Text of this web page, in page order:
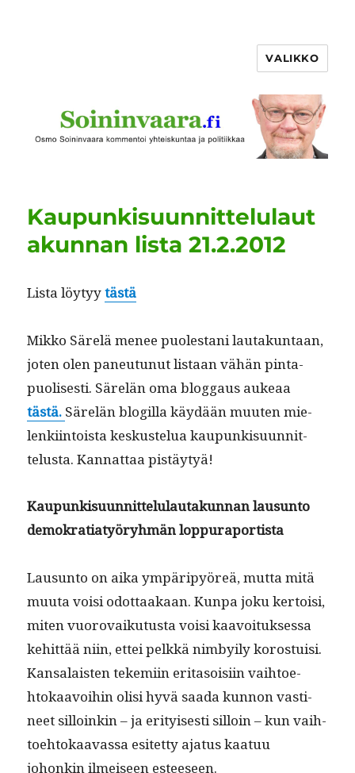
VALIKKO
Kaupunkisuunnittelulaut
akunnan lista 21.2.2012
Lista löy­tyytästä
Mikko Särelä menee puolestani lau­takun­taan,
joten olen paneu­tunut lis­taan vähän pin­ta­
puolis­es­ti. Särelän oma blog­gaus aukeaa
tästä. Särelän blogilla käy­dään muuten mie­
lenki­in­toista keskustelua kaupunkisu­un­nit­
telus­ta. Kan­nat­taa pistäytyä!
Kaupunkisu­un­nit­telu­lau­takun­nan lausun­to
demokra­ti­atyöryh­män loppuraportista
Lausun­to on aika ympäripyöreä, mut­ta mitä
muu­ta voisi odot­taakaan. Kun­pa joku ker­toisi,
miten vuorovaiku­tus­ta voisi kaavoituk­ses­sa
kehit­tää niin, ettei pelkkä nim­by­i­ly koros­tu­isi.
Kansalais­ten tekemi­in eri­ta­soisi­in vai­h­toe­
htokaavoihin olisi hyvä saa­da kun­non vasti­
neet sil­loinkin – ja eri­tyis­es­ti sil­loin – kun vai­h­
toe­htokaavas­sa esitet­ty aja­tus kaatuu
johonkin ilmeiseen esteeseen.